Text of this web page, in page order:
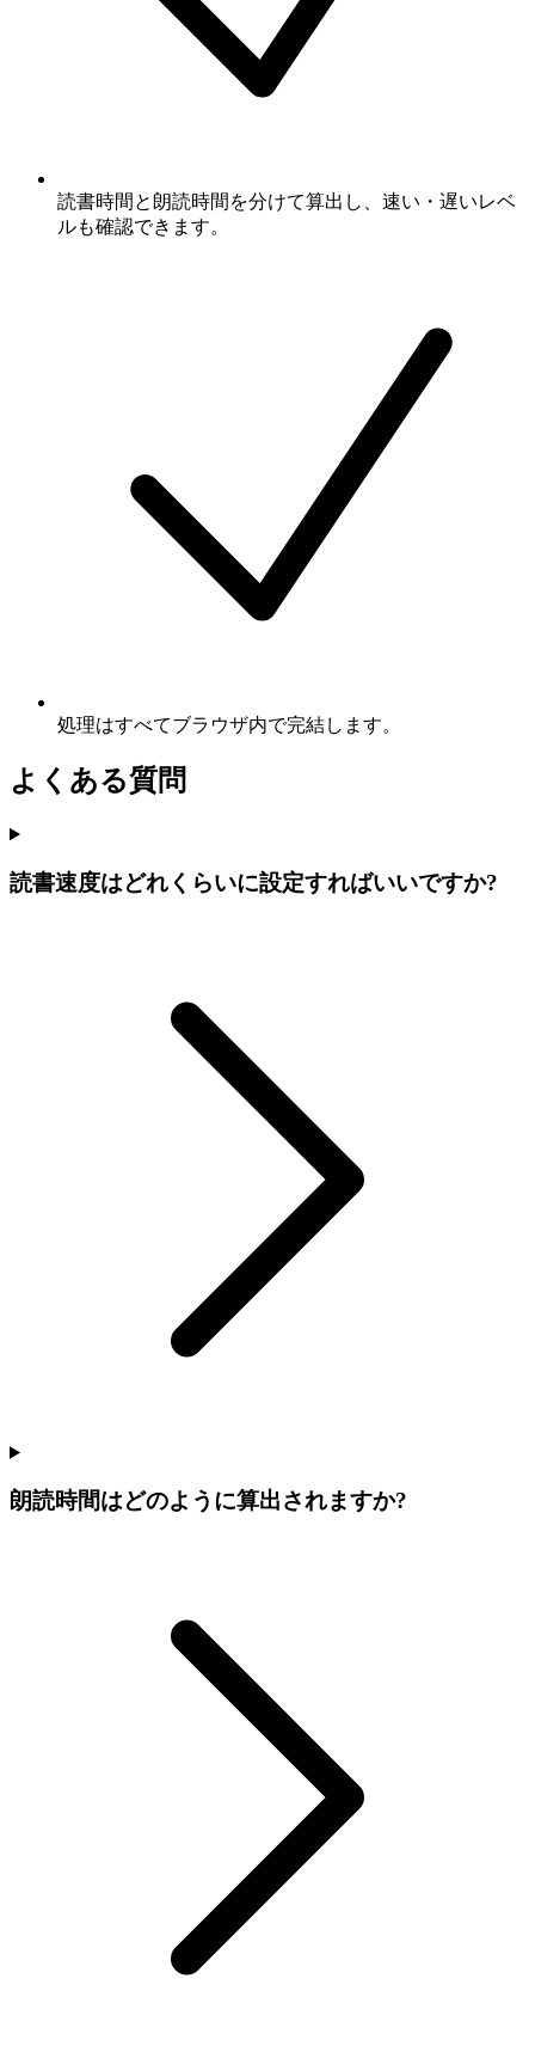
読書時間と朗読時間を分けて算出し、速い・遅いレベ
ルも確認できます。
処理はすべてブラウザ内で完結します。
よくある質問
読書速度はどれくらいに設定すればいいですか?
朗読時間はどのように算出されますか?